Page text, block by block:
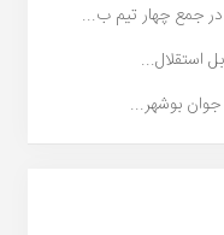
در جمع چهار تیم ب...
استقلال...
جوان بوشهر...